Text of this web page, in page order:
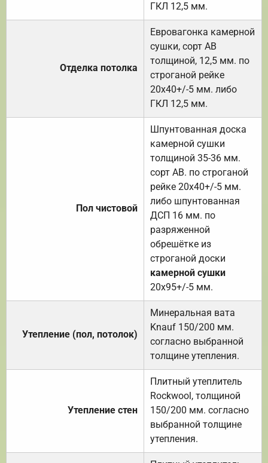
ГКЛ 12,5 мм.
Отделка потолка
Евровагонка камерной
сушки, сорт АВ
толщиной, 12,5 мм. по
строганой рейке
20х40+/-5 мм. либо
ГКЛ 12,5 мм.
Пол чистовой
Шпунтованная доска
камерной сушки
толщиной 35-36 мм.
сорт АВ. по строганой
рейке 20х40+/-5 мм.
либо шпунтованная
ДСП 16 мм. по
разряженной
обрешётке из
строганой доски
камерной сушки
20х95+/-5 мм.
Утепление (пол, потолок)
Минеральная вата
Knauf 150/200 мм.
согласно выбранной
толщине утепления.
Утепление стен
Плитный утеплитель
Rockwool, толщиной
150/200 мм. согласно
выбранной толщине
утепления.